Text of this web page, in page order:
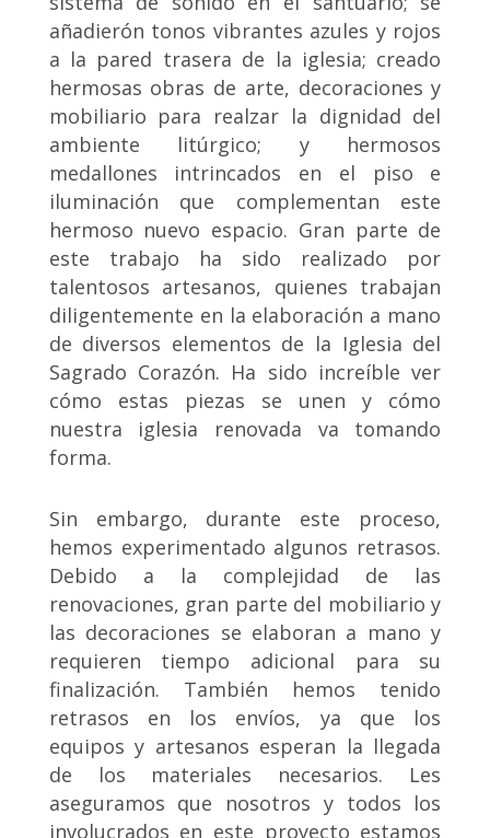
añadierón tonos vibrantes azules y rojos
a la pared trasera de la iglesia; creado
hermosas obras de arte, decoraciones y
mobiliario para realzar la dignidad del
ambiente litúrgico; y hermosos
medallones intrincados en el piso e
iluminación que complementan este
hermoso nuevo espacio. Gran parte de
este trabajo ha sido realizado por
talentosos artesanos, quienes trabajan
diligentemente en la elaboración a mano
de diversos elementos de la Iglesia del
Sagrado Corazón. Ha sido increíble ver
cómo estas piezas se unen y cómo
nuestra iglesia renovada va tomando
forma.
Sin embargo, durante este proceso,
hemos experimentado algunos retrasos.
Debido a la complejidad de las
renovaciones, gran parte del mobiliario y
las decoraciones se elaboran a mano y
requieren tiempo adicional para su
finalización. También hemos tenido
retrasos en los envíos, ya que los
equipos y artesanos esperan la llegada
de los materiales necesarios. Les
aseguramos que nosotros y todos los
involucrados en este proyecto estamos